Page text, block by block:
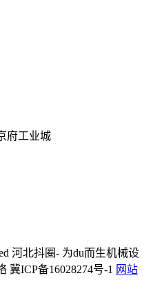
府工业城
河北抖圈- 为du而生机械设
冀ICP备16028274号-1 网站